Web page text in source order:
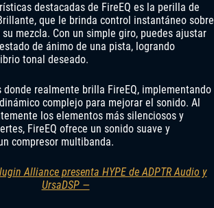
destacadas de FireEQ es la perilla de
que le brinda control instantáneo sobre
mezcla. Con un simple giro, puedes ajustar
de ánimo de una pista, logrando
tonal deseado.
donde realmente brilla FireEQ, implementando
complejo para mejorar el sonido. Al
los elementos más silenciosos y
FireEQ ofrece un sonido suave y
compresor multibanda.
Alliance presenta HYPE de ADPTR Audio y
UrsaDSP —